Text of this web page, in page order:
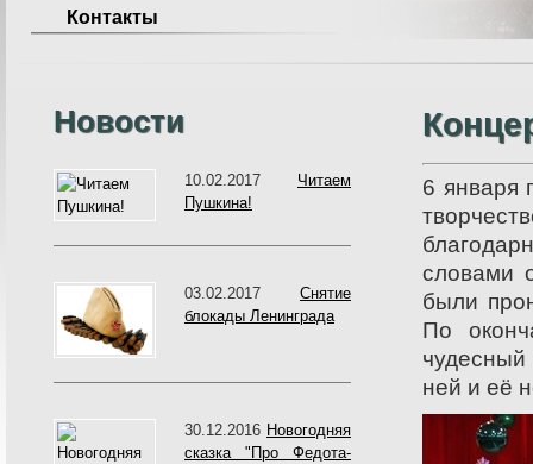
Контакты
Новости
10.02.2017 Читаем
Пушкина!
03.02.2017 Снятие
блокады Ленинграда
30.12.2016 Новогодняя
сказка "Про Федота-
6 января
словами
были
По
ней и её